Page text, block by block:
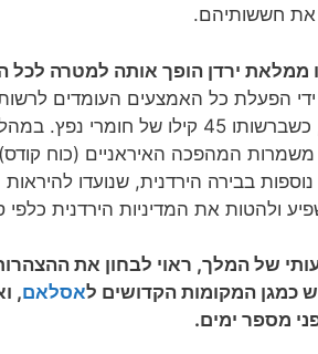
את חששותיהם.
ממלאת ירדן הופך אותה למטרה לכל
ידי הפעלת כל האמצעים העומדים
שהחזיק בדרכון נורווגי, כשברשותו
משמרות המהפכה האיראניים (כוח
בבירה הירדנית, שנועדו להיראות
ולהטות את המדיניות הירדנית כלפי
של המלך, ראוי לבחון את
כמגן המקומות הקדושים לאסלאם,
מספר ימים.